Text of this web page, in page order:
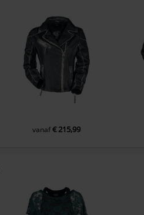
vanaf€ 215,99